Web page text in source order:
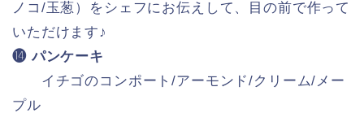
ノコ/玉葱）をシェフにお伝えして、目の前で作って
いただけます♪
⓮ パンケーキ
イチゴのコンポート/アーモンド/クリーム/メー
プル